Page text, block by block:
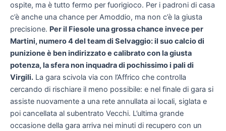
ospite, ma è tutto fermo per fuorigioco. Per i padroni di casa
c’è anche una chance per Amoddio, ma non c’è la giusta
precisione. Per il Fiesole una grossa chance invece per
Martini, numero 4 del team di Selvaggio: il suo calcio di
punizione è ben indirizzato e calibrato con la giusta
potenza, la sfera non inquadra di pochissimo i pali di
Virgili. La gara scivola via con l’Affrico che controlla
cercando di rischiare il meno possibile: e nel finale di gara si
assiste nuovamente a una rete annullata ai locali, siglata e
poi cancellata al subentrato Vecchi. L’ultima grande
occasione della gara arriva nei minuti di recupero con un